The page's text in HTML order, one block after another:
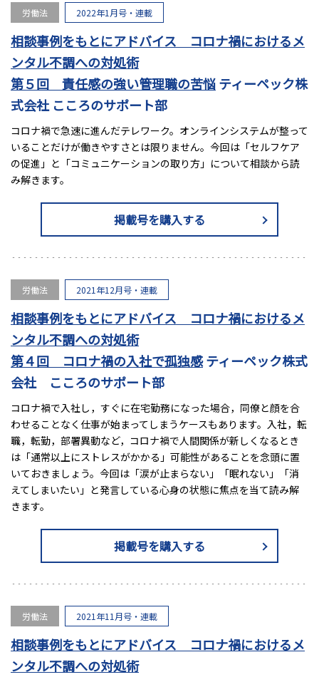
労働法 2022年1月号・連載
相談事例をもとにアドバイス コロナ禍におけるメ
ンタル不調への対処術
第５回 責任感の強い管理職の苦悩ティーペック株
式会社 こころのサポート部
コロナ禍で急速に進んだテレワーク。オンラインシステムが整って
いることだけが働きやすさとは限りません。今回は「セルフケア
の促進」と「コミュニケーションの取り方」について相談から読
み解きます。
掲載号を購入する
労働法 2021年12月号・連載
相談事例をもとにアドバイス コロナ禍におけるメ
ンタル不調への対処術
第４回 コロナ禍の入社で孤独感ティーペック株式
会社 こころのサポート部
コロナ禍で入社し，すぐに在宅勤務になった場合，同僚と顔を合
わせることなく仕事が始まってしまうケースもあります。入社，転
職，転勤，部署異動など，コロナ禍で人間関係が新しくなるとき
は「通常以上にストレスがかかる」可能性があることを念頭に置
いておきましょう。今回は「涙が止まらない」「眠れない」「消
えてしまいたい」と発言している心身の状態に焦点を当て読み解
きます。
掲載号を購入する
労働法 2021年11月号・連載
相談事例をもとにアドバイス コロナ禍におけるメ
ンタル不調への対処術